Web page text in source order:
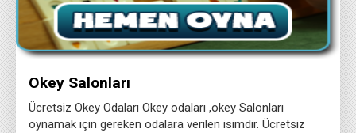
Okey Salonları
Ücretsiz Okey Odaları Okey odaları ,okey Salonları
oynamak için gereken odalara verilen isimdir. Ücretsiz